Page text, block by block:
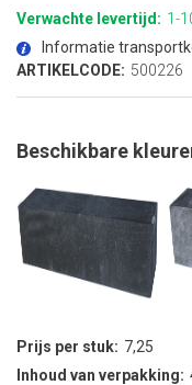
begin
de
afbeeldingen-
Verwachte levertijd: 1-
Informatie
ARTIKELCODE: 500226
Beschikbare
Prijs per stuk
7,25
Inhoud van verpakking